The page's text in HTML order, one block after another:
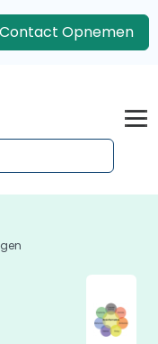
Contact Opnemen